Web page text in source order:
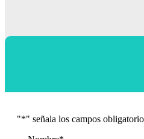
"*" señala los campos